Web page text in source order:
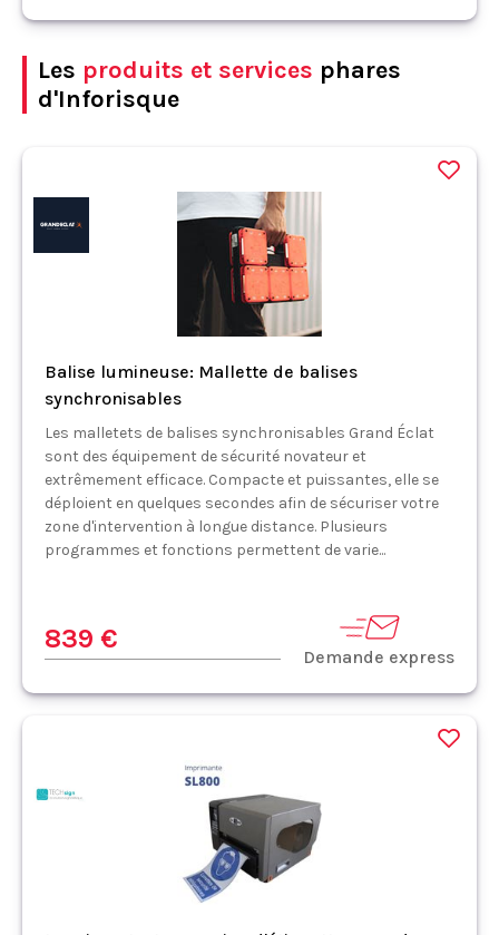
Les produits et services phares
d'Inforisque
Balise lumineuse: Mallette de balises
synchronisables
Les malletets de balises synchronisables Grand Éclat
sont des équipement de sécurité novateur et
extrêmement efficace. Compacte et puissantes, elle se
déploient en quelques secondes afin de sécuriser votre
zone d'intervention à longue distance. Plusieurs
programmes et fonctions permettent de varie...
839 €
Demande express